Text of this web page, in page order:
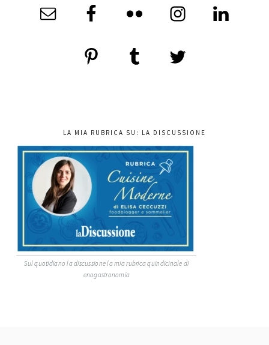
LA MIA RUBRICA SU: LA DISCUSSIONE
Sul quotidiano la discussione la mia rubrica quindicinale di
enogastronomia